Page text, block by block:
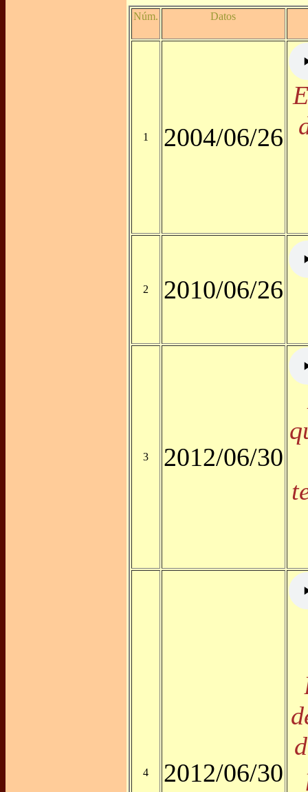
Núm. Datos
1 2004/06/26
2 2010/06/26
3 2012/06/30
4 2012/06/30